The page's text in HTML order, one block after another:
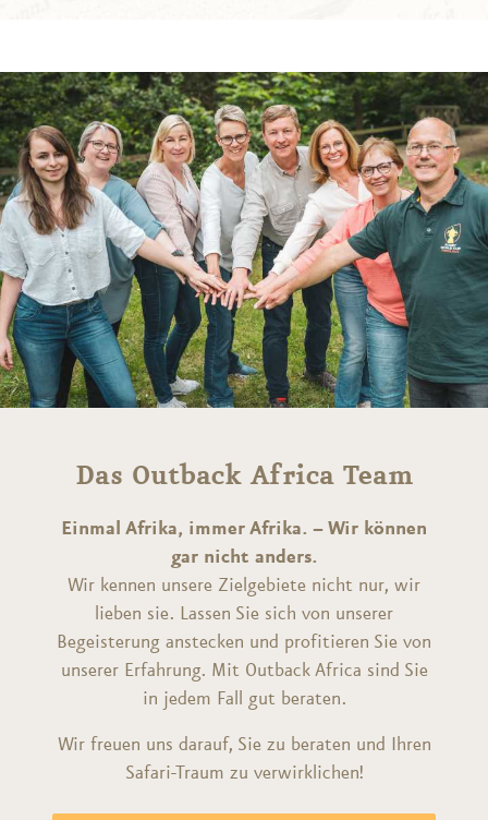
Das Outback Africa Team
Einmal Afrika, immer Afrika. – Wir können
gar nicht anders.
Wir kennen unsere Zielgebiete nicht nur, wir
lieben sie. Lassen Sie sich von unserer
Begeisterung anstecken und profitieren Sie von
unserer Erfahrung. Mit Outback Africa sind Sie
in jedem Fall gut beraten.
Wir freuen uns darauf, Sie zu beraten und Ihren
Safari-Traum zu verwirklichen!